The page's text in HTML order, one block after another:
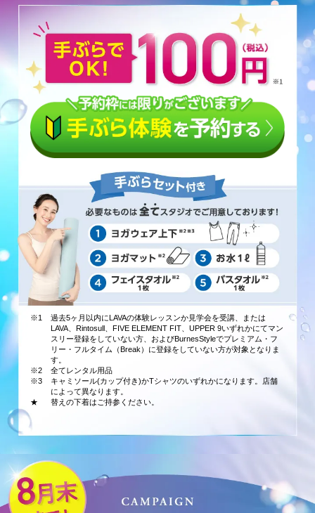
※1
過去5ヶ月以内にLAVAの体験レッスンか見学会を受講、または
LAVA、Rintosull、FIVE ELEMENT FIT、UPPER 9いずれかにてマン
スリー登録をしていない方、およびBurnesStyleでプレミアム・フ
リー・フルタイム（Break）に登録をしていない方が対象となりま
す。
※2
全てレンタル用品
※3
キャミソール(カップ付き)かTシャツのいずれかになります。店舗
によって異なります。
★
替えの下着はご持参ください。